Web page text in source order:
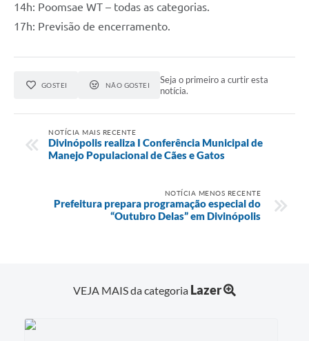
14h: Poomsae WT – todas as categorias.
17h: Previsão de encerramento.
GOSTEI NÃO GOSTEI
Seja o primeiro a curtir esta
notícia.
NOTÍCIA MAIS RECENTE
Divinópolis realiza I Conferência Municipal de
Manejo Populacional de Cães e Gatos
NOTÍCIA MENOS RECENTE
Prefeitura prepara programação especial do
“Outubro Delas” em Divinópolis
VEJA MAIS da categoria Lazer